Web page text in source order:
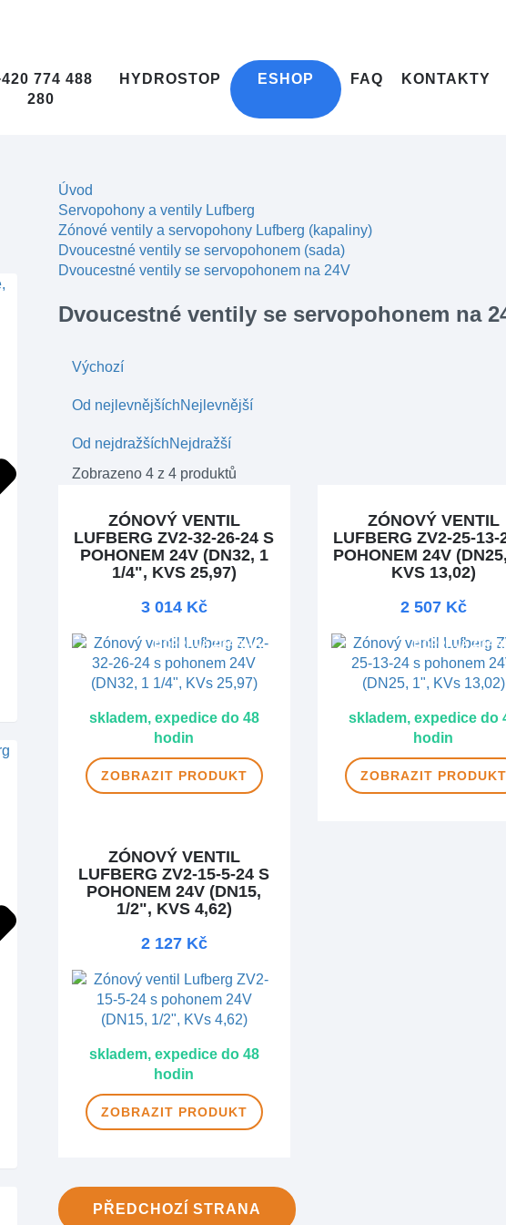
774 488
280
HYDROSTOP ESHOP FAQ KONTAKTY
Úvod
Servopohony a ventily Lufberg
Zónové ventily a servopohony Lufberg (kapaliny)
Dvoucestné ventily se servopohonem (sada)
Dvoucestné ventily se servopohonem na 24V
Dvoucestné ventily se servopohonem na
Výchozí
Od nejlevnějšíchNejlevnější
Od nejdražšíchNejdražší
Zobrazeno 4 z 4 produktů
ZÓNOVÝ VENTIL
LUFBERG ZV2-32-26-24 S
POHONEM 24V (DN32, 1
1/4", KVS 25,97)
3 014 Kč
DOPRAVA ZDARMA
skladem, expedice do 48
hodin
ZOBRAZIT PRODUKT
ZÓNOVÝ VENTIL
LUFBERG ZV2-25-13-
POHONEM 24V
KVS 13,02)
2 507 Kč
DOPRAVA
skladem, expedice do
hodin
ZOBRAZIT PRODUKT
ZÓNOVÝ VENTIL
LUFBERG ZV2-15-5-24 S
POHONEM 24V (DN15,
1/2", KVS 4,62)
2 127 Kč
skladem, expedice do 48
hodin
ZOBRAZIT PRODUKT
PŘEDCHOZÍ STRANA